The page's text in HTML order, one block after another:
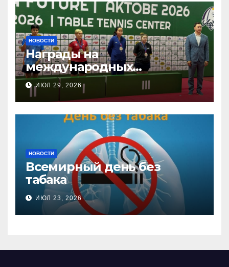
НОВОСТИ
Награды на
международных
соревнованиях
настольного тенниса ПОДА
ИЮЛ 29, 2026
НОВОСТИ
Всемирный день без
табака
ИЮЛ 23, 2026